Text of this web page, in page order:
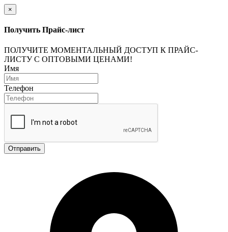
×
Получить Прайс-лист
ПОЛУЧИТЕ МОМЕНТАЛЬНЫЙ ДОСТУП К ПРАЙС-
ЛИСТУ С ОПТОВЫМИ ЦЕНАМИ!
Имя
Телефон
Отправить